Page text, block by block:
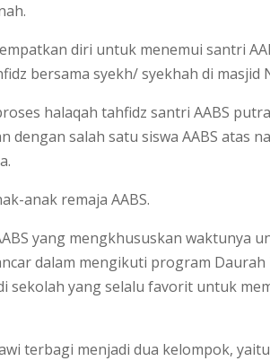
diri untuk menemui santri
bersama syekh/ syekhah di masjid
halaqah tahfidz santri AABS
dengan salah satu siswa AABS atas
anak remaja AABS.
yang mengkhususkan waktunya
dalam mengikuti program Daurah
sekolah yang selalu favorit untuk
terbagi menjadi dua kelompok,